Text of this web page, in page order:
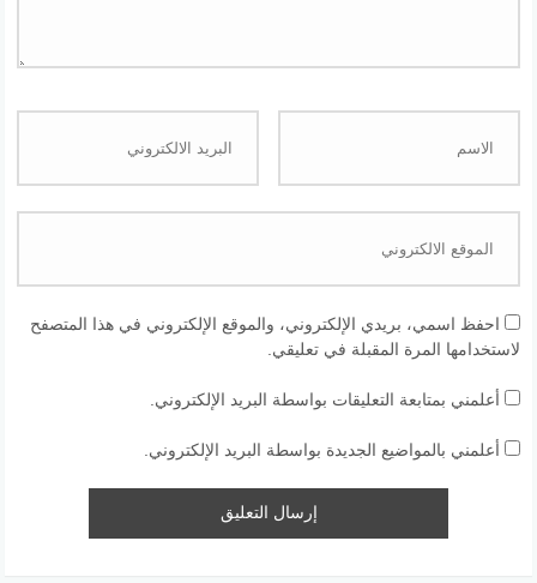
احفظ اسمي، بريدي الإلكتروني، والموقع الإلكتروني في هذا المتصفح
لاستخدامها المرة المقبلة في تعليقي.
أعلمني بمتابعة التعليقات بواسطة البريد الإلكتروني.
أعلمني بالمواضيع الجديدة بواسطة البريد الإلكتروني.